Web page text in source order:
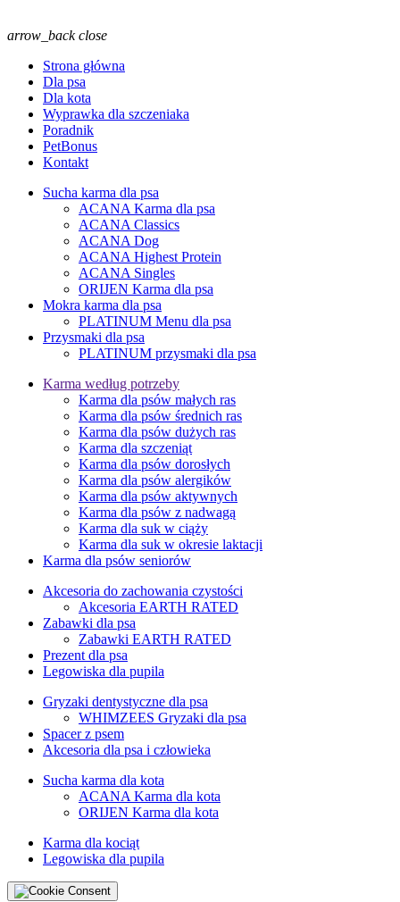
arrow_back close
Strona główna
Dla psa
Dla kota
Wyprawka dla szczeniaka
Poradnik
PetBonus
Kontakt
Sucha karma dla psa
ACANA Karma dla psa
ACANA Classics
ACANA Dog
ACANA Highest Protein
ACANA Singles
ORIJEN Karma dla psa
Mokra karma dla psa
PLATINUM Menu dla psa
Przysmaki dla psa
PLATINUM przysmaki dla psa
Karma według potrzeby
Karma dla psów małych ras
Karma dla psów średnich ras
Karma dla psów dużych ras
Karma dla szczeniąt
Karma dla psów dorosłych
Karma dla psów alergików
Karma dla psów aktywnych
Karma dla psów z nadwagą
Karma dla suk w ciąży
Karma dla suk w okresie laktacji
Karma dla psów seniorów
Akcesoria do zachowania czystości
Akcesoria EARTH RATED
Zabawki dla psa
Zabawki EARTH RATED
Prezent dla psa
Legowiska dla pupila
Gryzaki dentystyczne dla psa
WHIMZEES Gryzaki dla psa
Spacer z psem
Akcesoria dla psa i człowieka
Sucha karma dla kota
ACANA Karma dla kota
ORIJEN Karma dla kota
Karma dla kociąt
Legowiska dla pupila